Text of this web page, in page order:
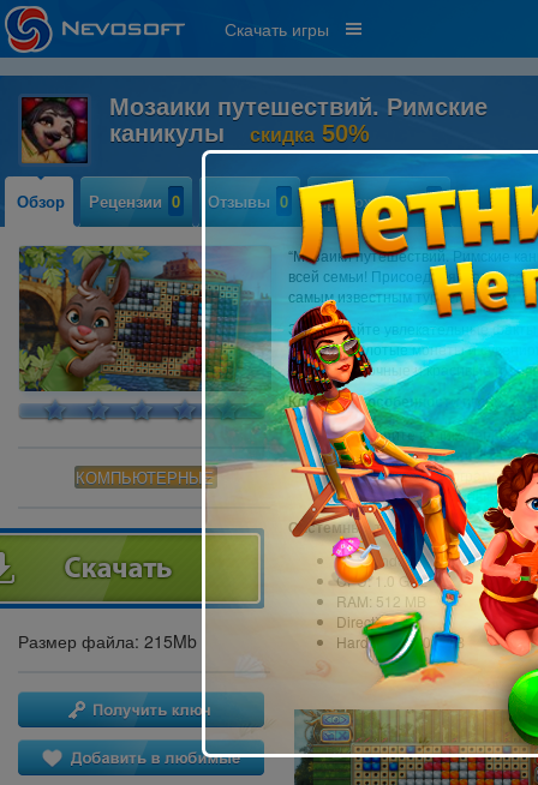
Скачать игры
Мозаики путешествий. Римские
каникулы
скидка 50%
Обзор Рецензии 0 Отзывы 0 Прохождение 0
КОМПЬЮТЕРНЫЕ
Размер файла: 215Mb
“Мозаики путешествий. Римские
всей семьи! Присоединяйтесь к
самым известным туристическим
Запоминайте увлекательные
собирая золотые монеты и
решая красочные и красивые
Ключевые особенности игры:
Совершите великолепный
2 уровня сложности
20 бонусных нонограмм
Отвечайте на сложные
Системные требования:
OS: Windows XP или более
CPU: 1.0 GHz
RAM: 512 MB
DirectX: 9.0
Hard Drive: 400 MB